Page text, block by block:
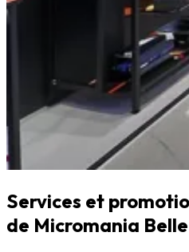
Services et
de Micromania